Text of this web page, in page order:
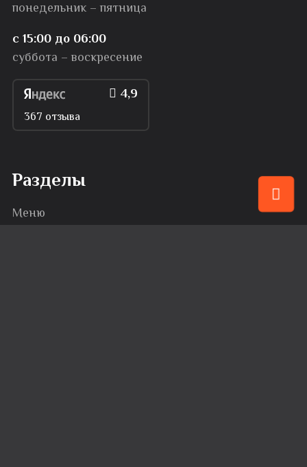
понедельник – пятница
с 15:00 до 06:00
суббота – воскресение
4,9
367 отзыва
Разделы
Меню